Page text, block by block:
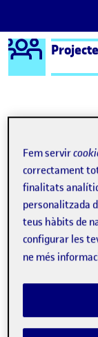
Saltar al contingut
Logo
Publicat
Folio
Fem servir
correctament
finalitats
personalitzada
teus hàbits de
configurar les
ne més